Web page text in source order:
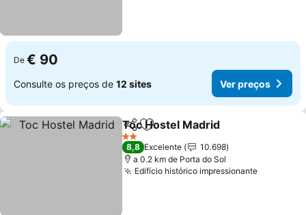
De € 90
Consulte os preços de 12 sites Ver preços
PartilharAdicionar aos favoritos
Toc Hostel Madrid
2 Estrelas
8,8 Excelente
10.698
a 0.2 km de Porta do Sol
Edifício histórico impressionanteVer